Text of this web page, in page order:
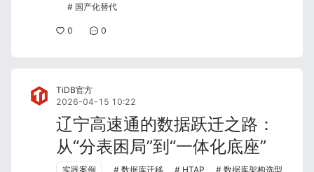
国产化替代
0 0
TiDB官方
2026-04-15 10:22
辽宁高速通的数据跃迁之路：
从“分表困局”到“一体化底座”
实践案例 数据库迁移 HTAP
数据库架构选型